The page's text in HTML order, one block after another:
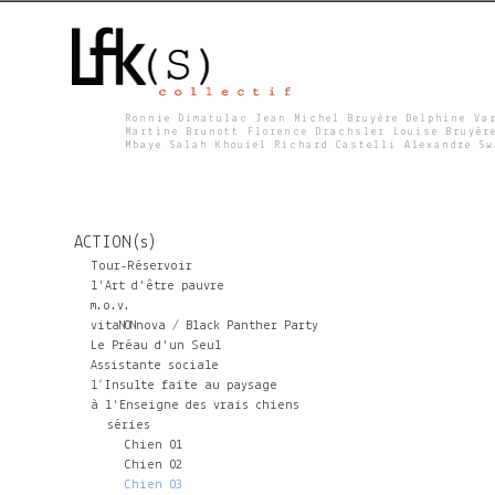
F
K
S
Ronnie Dimatulac Jean Michel Bruyère Delphine
Martine Brunott Florence Drachsler Louise
Mbaye Salah Khouiel Richard Castelli Alexandre
ACTION(s)
Tour-Réservoir
l'Art d'être pauvre
m.o.v.
vitaNONnova / Black Panther Party
Le Préau d'un Seul
Assistante sociale
l’Insulte faite au paysage
à l'Enseigne des vrais chiens
séries
Chien 01
Chien 02
Chien 03